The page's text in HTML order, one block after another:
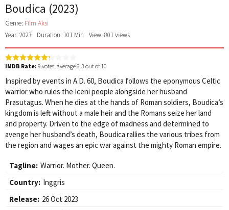
Boudica (2023)
Genre: Film Aksi
Year: 2023
Duration: 101 Min View: 801 views
IMDB Rate: 9 votes, average6.3 out of 10
Inspired by events in A.D. 60, Boudica follows the eponymous Celtic
warrior who rules the Iceni people alongside her husband
Prasutagus. When he dies at the hands of Roman soldiers, Boudica’s
kingdom is left without a male heir and the Romans seize her land
and property. Driven to the edge of madness and determined to
avenge her husband’s death, Boudica rallies the various tribes from
the region and wages an epic war against the mighty Roman empire.
Tagline: Warrior. Mother. Queen.
Country: Inggris
Release: 26 Oct 2023